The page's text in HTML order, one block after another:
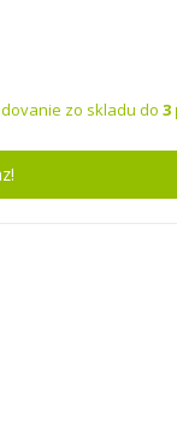
zo skladu do 3